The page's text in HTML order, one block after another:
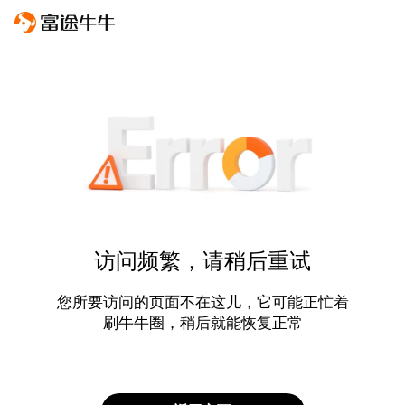
访问频繁，请稍后重试
您所要访问的页面不在这儿，它可能正忙着
刷牛牛圈，稍后就能恢复正常